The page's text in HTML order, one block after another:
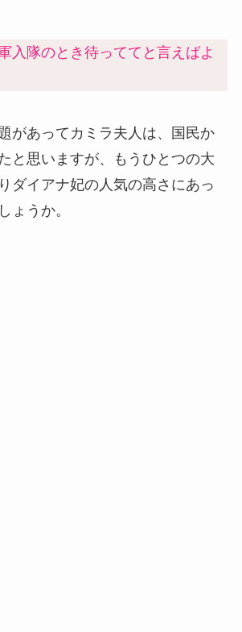
入隊のとき待っててと言えばよ
があってカミラ夫人は、国民か
と思いますが、もうひとつの大
ダイアナ妃の人気の高さにあっ
ょうか。